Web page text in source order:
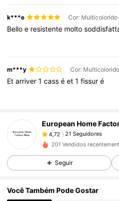
k***e
Belloe resistente molto
m***y
Etarriver1casséet1fissuré
European Home
4,72
21 Seguidores
t***6seguiu1 dia atrás
4,72
21 Seguidores
4,72 21 Seguidores
4,72 21 Seguidores
201 Vendidos
Seguir
Você Também Pode Gostar